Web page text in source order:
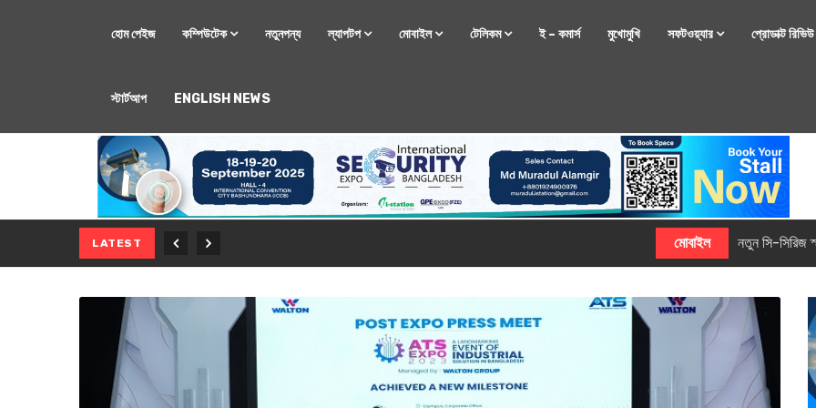
হোম পেইজ কম্পিউটেক নতুনপন্য ল্যাপটপ মোবাইল টেলিকম ই – কমার্স মুখোমুখি সফটওয়্যার প্রোডাক্ট রিভিউ
স্টার্টআপ ENGLISH NEWS
LATEST